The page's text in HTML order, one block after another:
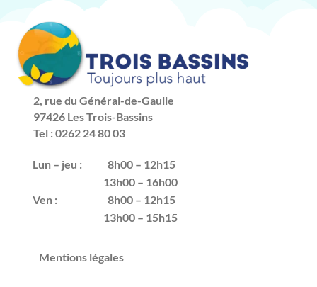
2, rue du Général-de-Gaulle
97426 Les Trois-Bassins
Tel : 0262 24 80 03
Lun – jeu :
8h00 – 12h15
13h00 – 16h00
Ven :
8h00 – 12h15
13h00 – 15h15
Mentions légales